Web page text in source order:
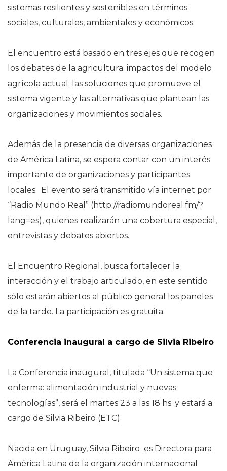
sistemas resilientes y sostenibles en términos
sociales, culturales, ambientales y económicos.
El encuentro está basado en tres ejes que recogen
los debates de la agricultura: impactos del modelo
agrícola actual; las soluciones que promueve el
sistema vigente y las alternativas que plantean las
organizaciones y movimientos sociales.
Además de la presencia de diversas organizaciones
de América Latina, se espera contar con un interés
importante de organizaciones y participantes
locales. El evento será transmitido vía internet por
“Radio Mundo Real” (http://radiomundoreal.fm/?
lang=es), quienes realizarán una cobertura especial,
entrevistas y debates abiertos.
El Encuentro Regional, busca fortalecer la
interacción y el trabajo articulado, en este sentido
sólo estarán abiertos al público general los paneles
de la tarde. La participación es gratuita.
Conferencia inaugural a cargo de Silvia Ribeiro
La Conferencia inaugural, titulada “Un sistema que
enferma: alimentación industrial y nuevas
tecnologías”, será el martes 23 a las 18 hs. y estará a
cargo de Silvia Ribeiro (ETC).
Nacida en Uruguay, Silvia Ribeiro es Directora para
América Latina de la organización internacional